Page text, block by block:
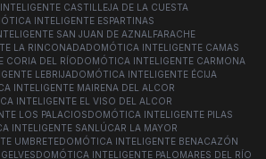
CASTILLEJA DE LA CUESTA
INTELIGENTE ESPARTINAS
SAN JUAN DE AZNALFARACHE
LA RINCONADADOMÓTICA INTELIGENTE CAMAS
CORIA DEL RÍODOMÓTICA INTELIGENTE CARMONA
LEBRIJADOMÓTICA INTELIGENTE ÉCIJA
INTELIGENTE MAIRENA DEL ALCOR
INTELIGENTE EL VISO DEL ALCOR
LOS PALACIOSDOMÓTICA INTELIGENTE PILAS
INTELIGENTE SANLÚCAR LA MAYOR
UMBRETEDOMÓTICA INTELIGENTE BENACAZÓN
DOMÓTICA INTELIGENTE PALOMARES DEL RÍO